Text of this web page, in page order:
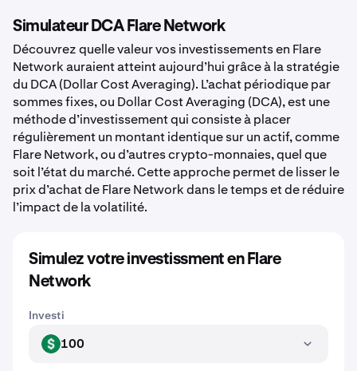
Simulateur DCA Flare Network
Découvrez quelle valeur vos investissements en Flare
Network auraient atteint aujourd’hui grâce à la stratégie
du DCA (Dollar Cost Averaging). L’achat périodique par
sommes fixes, ou Dollar Cost Averaging (DCA), est une
méthode d’investissement qui consiste à placer
régulièrement un montant identique sur un actif, comme
Flare Network, ou d’autres crypto-monnaies, quel que
soit l’état du marché. Cette approche permet de lisser le
prix d’achat de Flare Network dans le temps et de réduire
l’impact de la volatilité.
Simulez votre investissment en Flare
Network
Investi
USD 100